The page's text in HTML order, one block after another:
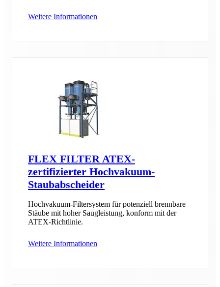
Weitere Informationen
FLEX FILTER ATEX-
zertifizierter Hochvakuum-
Staubabscheider
Hochvakuum-Filtersystem für potenziell brennbare
Stäube mit hoher Saugleistung, konform mit der
ATEX-Richtlinie.
Weitere Informationen